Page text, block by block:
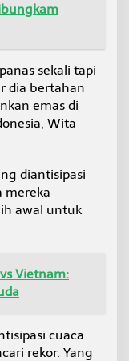
sekali tapi
dia bertahan
emas di
Wita
diantisipasi
mereka
awal untuk
Vietnam:
cuaca
rekor. Yang